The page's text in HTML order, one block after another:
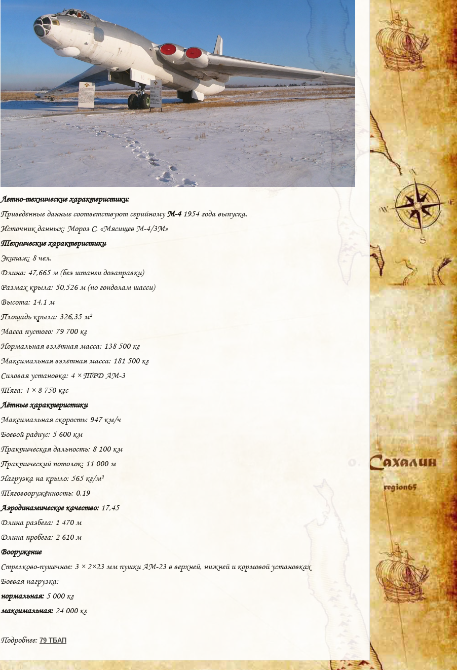
Летно-технические характеристики:
Приведённые данные соответствуют серийномуМ-41954 года выпуска.
Источник данных: Мороз С. «Мясищев М-4/3М»
Технические характеристики
Экипаж: 8 чел.
Длина: 47,665 м (без штанги дозаправки)
Размах крыла: 50,526 м (по гондолам шасси)
Высота: 14,1 м
Площадь крыла: 326,35 м²
Масса пустого: 79 700 кг
Нормальная взлётная масса: 138 500 кг
Максимальная взлётная масса: 181 500 кг
Силовая установка: 4 × ТРД АМ-3
Тяга: 4 × 8 750 кгс
Лётные характеристики
Максимальная скорость: 947 км/ч
Боевой радиус: 5 600 км
Практическая дальность: 8 100 км
Практический потолок: 11 000 м
Нагрузка на крыло: 565 кг/м²
Тяговооружённость: 0,19
Аэродинамическое качество: 17,45
Длина разбега: 1 470 м
Длина пробега: 2 610 м
Вооружение
Стрелково-пушечное: 3 × 2×23 мм пушки АМ-23 в верхней, нижней и кормовой установках
Боевая нагрузка:
нормальная: 5 000 кг
максимальная: 24 000 кг
Подробнее: 79 ТБАП